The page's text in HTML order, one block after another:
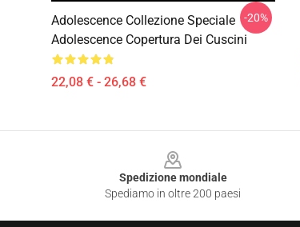
Adolescence Collezione Speciale
Adolescence Copertura Dei Cuscini
22,08 € - 26,68 €
-20%
Spedizione mondiale
Spediamo in oltre 200 paesi